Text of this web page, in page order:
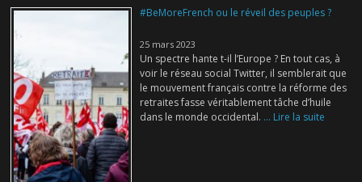
#BeMoreFrench ou le réveil des peuples ?
25 mars 2023
Un spectre hante t-il l’Europe ? En tout cas, à
voir le réseau social Twitter, il semblerait que
le mouvement français contre la réforme des
retraites fasse véritablement tâche d’huile
dans le monde occidental. ... Lire la suite